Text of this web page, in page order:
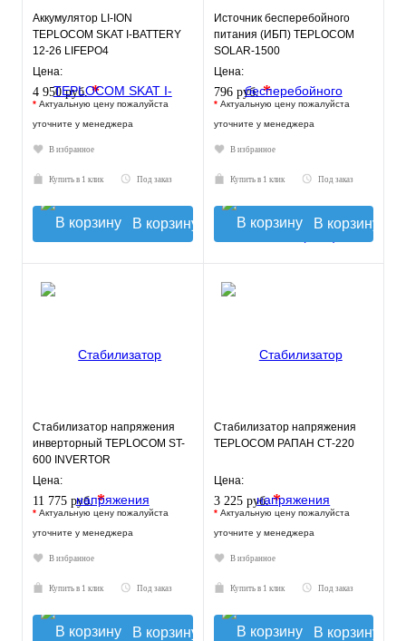
Аккумулятор LI-ION
TEPLOCOM SKAT I-BATTERY
12-26 LIFEPO4
Цена:
4 950 руб.*
* Актуальную цену пожалуйста
уточните у менеджера
В избранное
Купить в 1 клик Под заказ
В корзину
Источник бесперебойного
питания (ИБП) TEPLOCOM
SOLAR-1500
Цена:
796 руб.*
* Актуальную цену пожалуйста
уточните у менеджера
В избранное
Купить в 1 клик Под заказ
В корзину
Стабилизатор напряжения
инверторный TEPLOCOM ST-
600 INVERTOR
Цена:
11 775 руб.*
* Актуальную цену пожалуйста
уточните у менеджера
В избранное
Купить в 1 клик Под заказ
В корзину
Стабилизатор напряжения
TEPLOCOM РАПАН СТ-220
Цена:
3 225 руб.*
* Актуальную цену пожалуйста
уточните у менеджера
В избранное
Купить в 1 клик Под заказ
В корзину